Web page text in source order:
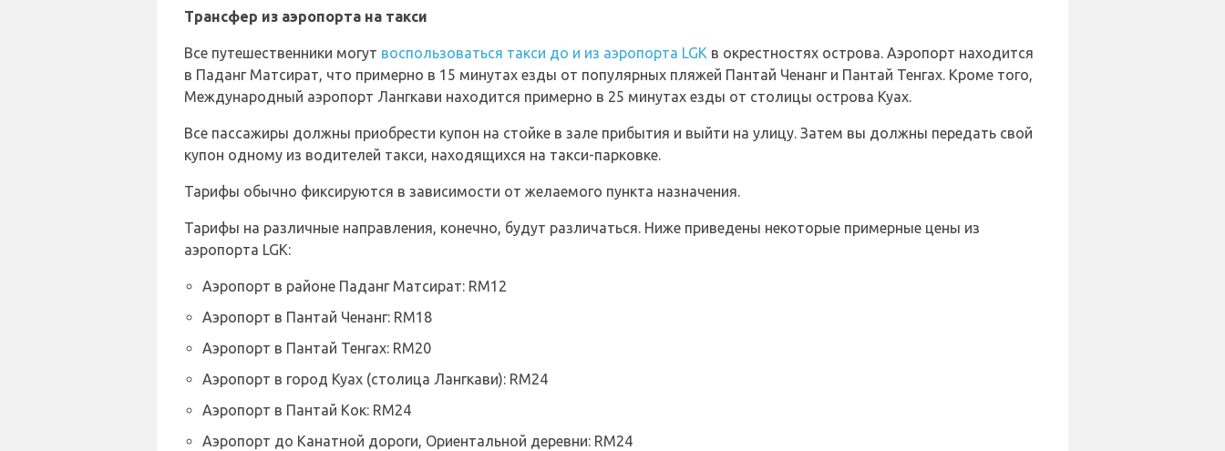
Трансфер из аэропорта на такси
Все путешественники могут воспользоваться такси до и из аэропорта LGK в окрестностях острова. Аэропорт находится
в Паданг Матсират, что примерно в 15 минутах езды от популярных пляжей Пантай Ченанг и Пантай Тенгах. Кроме того,
Международный аэропорт Лангкави находится примерно в 25 минутах езды от столицы острова Куах.
Все пассажиры должны приобрести купон на стойке в зале прибытия и выйти на улицу. Затем вы должны передать свой
купон одному из водителей такси, находящихся на такси-парковке.
Тарифы обычно фиксируются в зависимости от желаемого пункта назначения.
Тарифы на различные направления, конечно, будут различаться. Ниже приведены некоторые примерные цены из
аэропорта LGK:
Аэропорт в районе Паданг Матсират: RM12
Аэропорт в Пантай Ченанг: RM18
Аэропорт в Пантай Тенгах: RM20
Аэропорт в город Куах (столица Лангкави): RM24
Аэропорт в Пантай Кок: RM24
Аэропорт до Канатной дороги, Ориентальной деревни: RM24